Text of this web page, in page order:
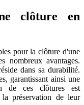
clôture en
pour la clôture d'une
nombreux avantages.
dans sa durabilité.
garantissant ainsi une
de ces clôtures est
préservation de leur